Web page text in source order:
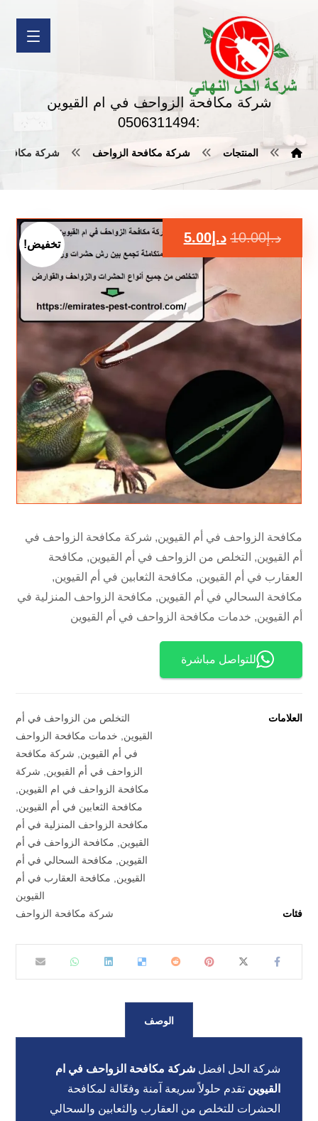
شركة مكافحة الزواحف في ام القيوين
:0506311494
المنتجات شركة مكافحة الزواحف شركة مكافحة
تخفيض! د.إ10.00 د.إ5.00
مكافحة الزواحف في أم القيوين, شركة مكافحة الزواحف في
أم القيوين, التخلص من الزواحف في أم القيوين, مكافحة
العقارب في أم القيوين, مكافحة الثعابين في أم القيوين,
مكافحة السحالي في أم القيوين, مكافحة الزواحف المنزلية في
أم القيوين, خدمات مكافحة الزواحف في أم القيوين
للتواصل مباشرة
العلامات
التخلص من الزواحف في أم
القيوين
خدمات مكافحة الزواحف
في أم القيوين
شركة مكافحة
الزواحف في أم القيوين
شركة
مكافحة الزواحف في ام القيوين
مكافحة الثعابين في أم القيوين
مكافحة الزواحف المنزلية في أم
القيوين
مكافحة الزواحف في أم
القيوين
مكافحة السحالي في أم
القيوين
مكافحة العقارب في أم
القيوين
فئات
شركة مكافحة الزواحف
الوصف
شركة الحل افضلشركة مكافحة الزواحف في ام
القيوين تقدم حلولاً سريعة آمنة وفعّالة لمكافحة
الحشرات للتخلص من العقارب والثعابين والسحالي